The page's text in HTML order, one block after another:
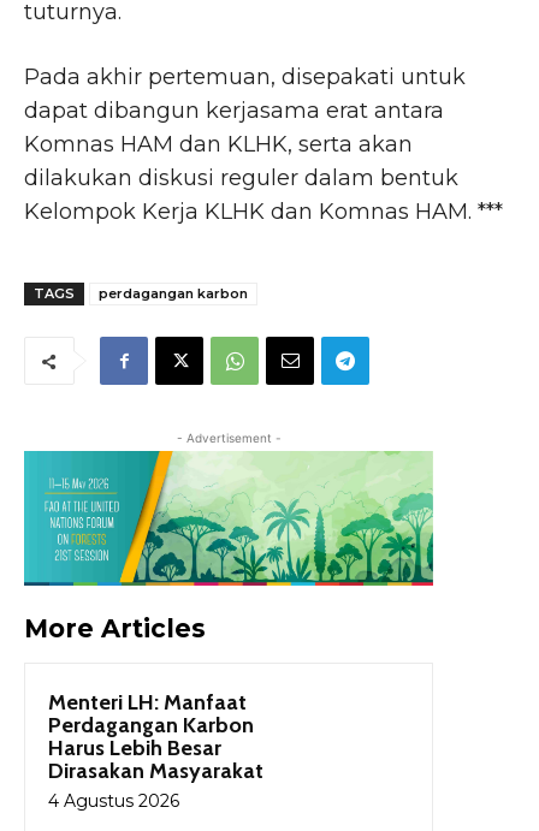
tuturnya.
Pada akhir pertemuan, disepakati untuk
dapat dibangun kerjasama erat antara
Komnas HAM dan KLHK, serta akan
dilakukan diskusi reguler dalam bentuk
Kelompok Kerja KLHK dan Komnas HAM. ***
TAGS perdagangan karbon
- Advertisement -
More Articles
Menteri LH: Manfaat
Perdagangan Karbon
Harus Lebih Besar
Dirasakan Masyarakat
4 Agustus 2026